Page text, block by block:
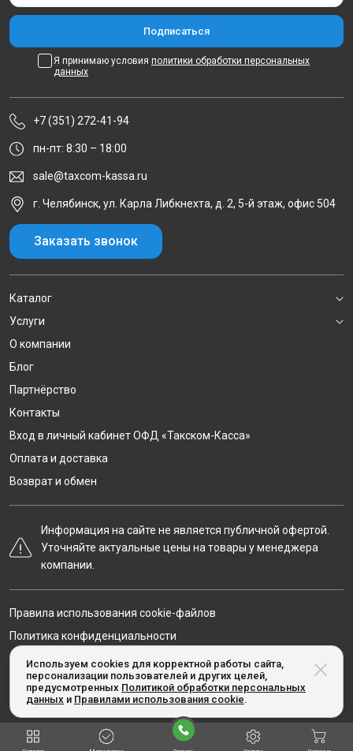
Используем cookies для корректной работы сайта,
персонализации пользователей и других целей,
предусмотренных Политикой обработки персональных
данных и Правилами использования cookie.
Я принимаю условия политики обработки персональных
данных
+7 (351) 272-41-94
пн-пт: 8:30 – 18:00
sale@taxcom-kassa.ru
г. Челябинск, ул. Карла Либкнехта, д. 2, 5-й этаж, офис 504
Заказать звонок
Каталог
Услуги
О компании
Блог
Партнёрство
Контакты
Вход в личный кабинет ОФД «Такском-Касса»
Оплата и доставка
Возврат и обмен
Информация на сайте не является публичной офертой.
Уточняйте актуальные цены на товары у менеджера
компании.
© Taxcom-kassa.ru, 2020-2026
Правила использования cookie-файлов
Политика конфиденциальности
Карта сайта